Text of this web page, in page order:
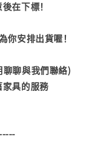
在下標！
你安排出貨喔！
聊與我們聯絡)
具的服務